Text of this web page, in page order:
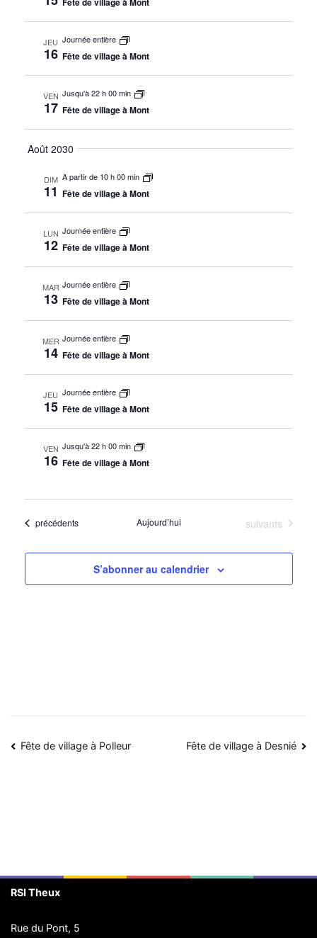
JEU
16
Journée entière
Fête de village à Mont
VEN
17
Jusqu'à 22 h 00 min
Fête de village à Mont
Août 2030
DIM
11
A partir de 10 h 00 min
Fête de village à Mont
LUN
12
Journée entière
Fête de village à Mont
MAR
13
Journée entière
Fête de village à Mont
MER
14
Journée entière
Fête de village à Mont
JEU
15
Journée entière
Fête de village à Mont
VEN
16
Jusqu'à 22 h 00 min
Fête de village à Mont
Évènements
précédents Aujourd’hui Évènements
suivants
S’abonner au calendrier
Navigation
Fête de village à Polleur Fête de village à Desnié
RSI Theux
Rue du Pont, 5